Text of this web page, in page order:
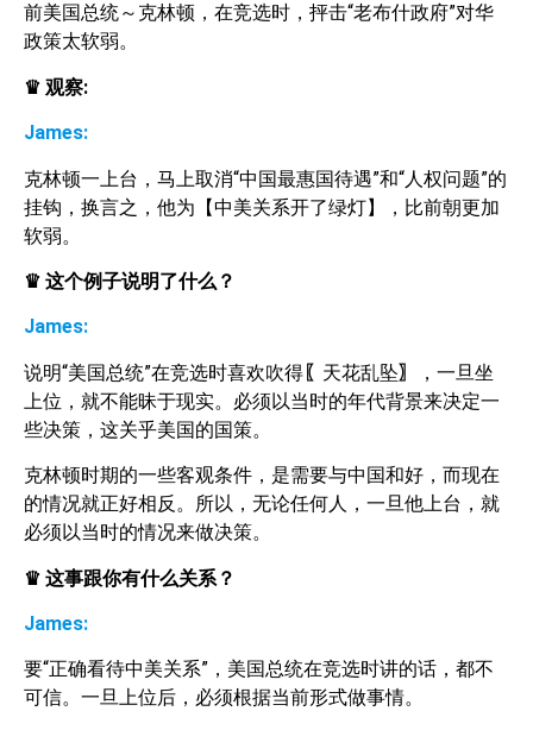
前美国总统～克林顿，在竞选时，抨击“老布什政府”对华
政策太软弱。
♛ 观察:
James:
克林顿一上台，马上取消“中国最惠国待遇”和“人权问题”的
挂钩，换言之，他为【中美关系开了绿灯】，比前朝更加
软弱。
♛ 这个例子说明了什么？
James:
说明“美国总统”在竞选时喜欢吹得 〖 天花乱坠〗
，一旦坐
上位，就不能昧于现实。必须以当时的年代背景来决定一
些决策，这关乎美国的国策。
克林顿时期的一些客观条件，是需要与中国和好，而现在
的情况就正好相反。所以，无论任何人，一旦他上台，就
必须以当时的情况来做决策。
♛ 这事跟你有什么关系？
James:
要“正确看待中美关系”，美国总统在竞选时讲的话，都不
可信。一旦上位后，必须根据当前形式做事情。